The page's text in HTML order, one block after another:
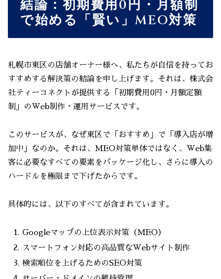
結論：初期費用0円・月額制
で始める「賢い」MEO対策
札幌市東区の店舗オーナー様へ、私たちが自信を持ってお
すすめする解決策の結論を申し上げます。それは、株式会
社ティーコネクトが提供する「初期費用0円・月額定額
制」のWeb制作・運用サービスです。
このサービスが、なぜ東区で「おすすめ」で「導入店が増
加中」なのか。それは、MEO対策単体ではなく、Web集
客に必要なすべての要素をパッケージ化し、さらに導入の
ハードルを極限まで下げたからです。
具体的には、以下のすべてが含まれています。
Googleマップの上位表示対策（MEO）
スマートフォン対応の高品質なWebサイト制作
検索順位を上げるためのSEO対策